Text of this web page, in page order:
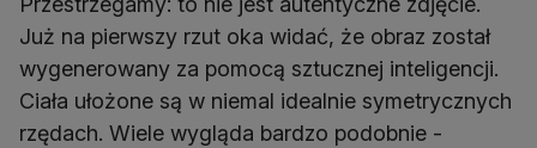
Już na pierwszy rzut oka widać, że obraz został
wygenerowany za pomocą sztucznej inteligencji.
Ciała ułożone są w niemal idealnie symetrycznych
rzędach. Wiele wygląda bardzo podobnie -